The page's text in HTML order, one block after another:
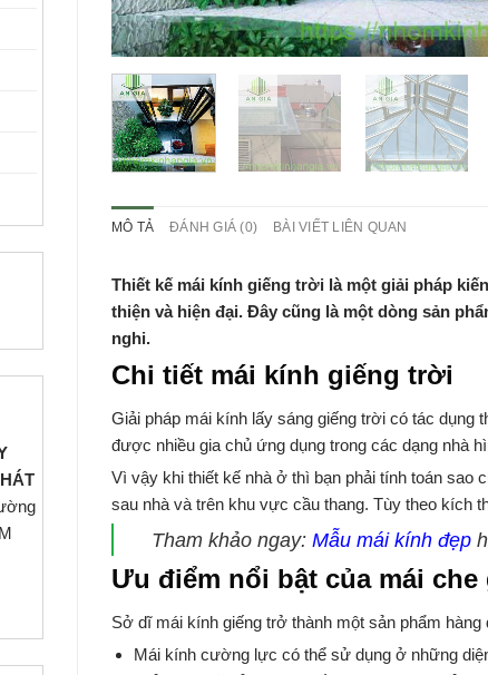
MÔ TẢ ĐÁNH GIÁ (0) BÀI VIẾT LIÊN QUAN
Thiết kế mái kính giếng trời là một giải pháp
thiện và hiện đại. Đây cũng là một dòng sản
nghi.
Chi tiết mái kính giếng trời
Giải pháp mái kính lấy sáng giếng trời có tác dụng
được nhiều gia chủ ứng dụng trong các dạng nhà
Vì vậy khi thiết kế nhà ở thì bạn phải tính toán sao
sau nhà và trên khu vực cầu thang. Tùy theo kích
Tham khảo ngay:Mẫu mái kính đẹp
Ưu điểm nổi bật của mái
Sở dĩ mái kính giếng trở thành một sản phẩm
Mái kính cường lực có thể sử dụng ở những